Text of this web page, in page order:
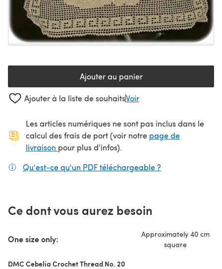
Ajouter au panier
Ajouter à la liste de souhaitsVoir
Les articles numériques ne sont pas inclus dans le
calcul des frais de port (voir notre page de
livraison (s'ouvre dans un nouvel onglet)
pour plus d'infos).
Qu'est-ce qu'un PDF téléchargeable ?
Ce dont vous aurez besoin
One size only:
Approximately 40 cm
square
DMC Cebelia Crochet Thread No. 20